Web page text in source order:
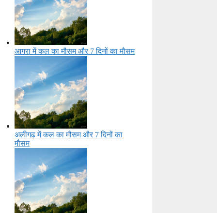
आगरा में कल का मौसम और 7 दिनों का मौसम
अलीगढ़ में कल का मौसम और 7 दिनों का
मौसम